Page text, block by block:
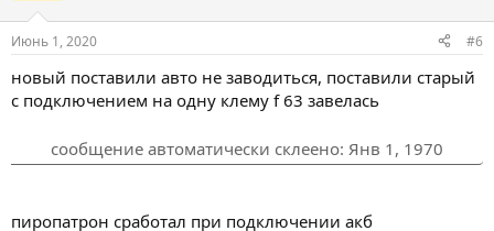
Июнь 1, 2020 #6
новый поставили авто не заводиться, поставили старый
с подключением на одну клему f 63 завелась
сообщение автоматически склеено: Янв 1, 1970
пиропатрон сработал при подключении акб